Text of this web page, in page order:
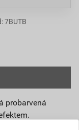
7BUTB
probarvená